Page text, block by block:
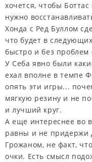
хочется, чтобы
нужно
Хонда с Ред Буллом
что будет в
быстро и без проблем
У Себа явно были
ехал вполне в темпе
опять эти игры...
мягкую резину и не
и лучший круг.
А еще интереснее во
равны и не придержи
Грожаном, не факт,
очки. Есть смысл